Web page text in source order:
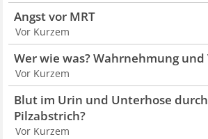
Angst vor MRT
Vor Kurzem
Wer wie was? Wahrnehmung und
Vor Kurzem
Blut im Urin und Unterhose durch
Pilzabstrich?
Vor Kurzem